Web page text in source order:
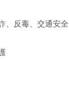
、反毒、交通安全